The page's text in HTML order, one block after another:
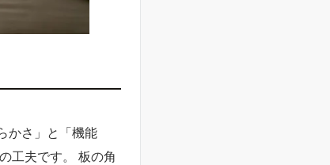
かさ」と「機能
工夫です。 板の角